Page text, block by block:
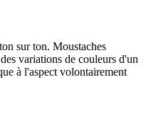
sur ton. Moustaches
variations de couleurs d'un
à l'aspect volontairement